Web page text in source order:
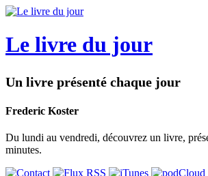
Le livre du jour
Un livre présenté chaque jour
Frederic Koster
Du lundi au vendredi, découvrez un livre,
minutes.